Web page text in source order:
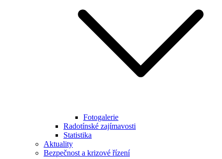
Fotogalerie
Radotínské zajímavosti
Statistika
Aktuality
Bezpečnost a krizové řízení